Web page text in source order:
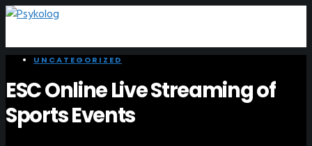
UNCATEGORIZED
ESC Online Live Streaming of
Sports Events